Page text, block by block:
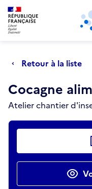
Aller au menu principal
Retour à la liste
Cocagne
Atelier chantier
Actions
Retour au début de la
Panneau de gestion des